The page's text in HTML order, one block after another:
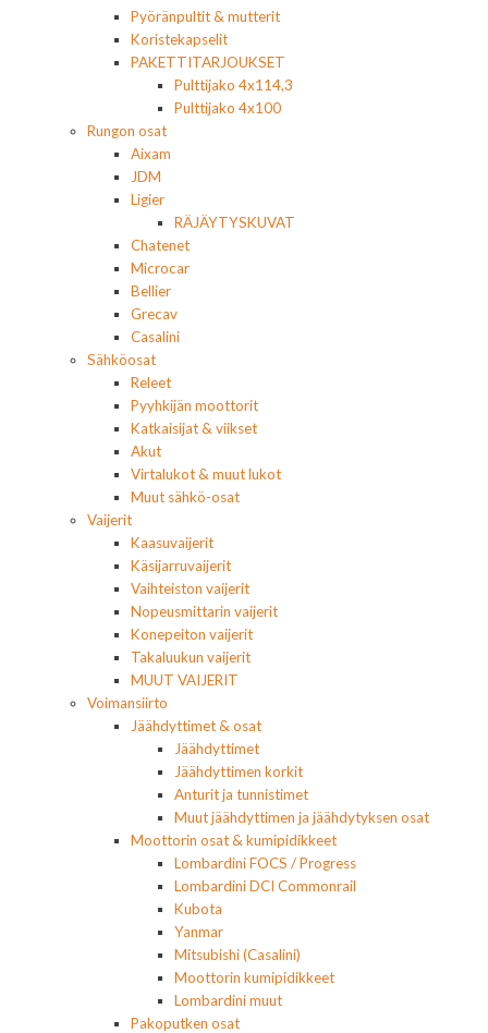
Pyöränpultit & mutterit
Koristekapselit
PAKETTITARJOUKSET
Pulttijako 4x114,3
Pulttijako 4x100
Rungon osat
Aixam
JDM
Ligier
RÄJÄYTYSKUVAT
Chatenet
Microcar
Bellier
Grecav
Casalini
Sähköosat
Releet
Pyyhkijän moottorit
Katkaisijat & viikset
Akut
Virtalukot & muut lukot
Muut sähkö-osat
Vaijerit
Kaasuvaijerit
Käsijarruvaijerit
Vaihteiston vaijerit
Nopeusmittarin vaijerit
Konepeiton vaijerit
Takaluukun vaijerit
MUUT VAIJERIT
Voimansiirto
Jäähdyttimet & osat
Jäähdyttimet
Jäähdyttimen korkit
Anturit ja tunnistimet
Muut jäähdyttimen ja jäähdytyksen osat
Moottorin osat & kumipidikkeet
Lombardini FOCS / Progress
Lombardini DCI Commonrail
Kubota
Yanmar
Mitsubishi (Casalini)
Moottorin kumipidikkeet
Lombardini muut
Pakoputken osat